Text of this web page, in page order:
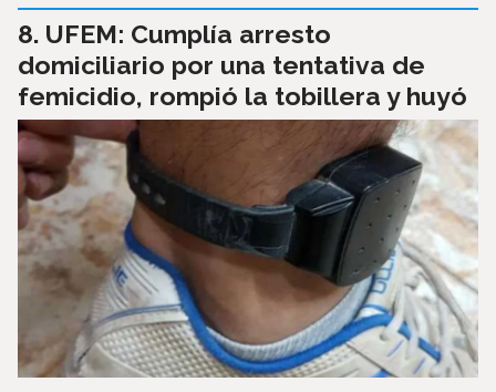
UFEM: Cumplía arresto
domiciliario por una tentativa de
femicidio, rompió la tobillera y huyó